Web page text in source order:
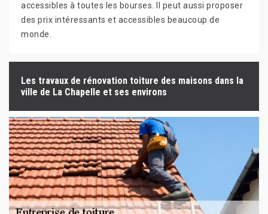
accessibles à toutes les bourses. Il peut aussi proposer
des prix intéressants et accessibles beaucoup de
monde.
Les travaux de rénovation toiture des maisons dans la
ville de La Chapelle et ses environs